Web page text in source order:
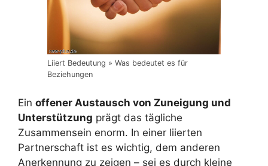
Liiert Bedeutung » Was bedeutet es für
Beziehungen
Ein offener Austausch von Zuneigung und
Unterstützung prägt das tägliche
Zusammensein enorm. In einer liierten
Partnerschaft ist es wichtig, dem anderen
Anerkennung zu zeigen – sei es durch kleine